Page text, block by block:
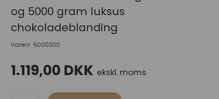
og 5000 gram luksus
chokoladeblanding
Varenr. 6000300
1.119,00 DKK ekskl. moms